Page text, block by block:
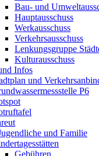
Bau- und
Hauptausschuss
Werkausschuss
Verkehrsausschuss
Lenkungsgruppe
Kulturausschuss
Infos
und
P6
und Familie
Gebühren